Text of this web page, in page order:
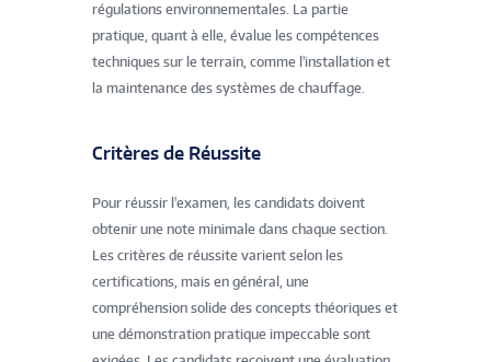
régulations environnementales. La partie
pratique, quant à elle, évalue les compétences
techniques sur le terrain, comme l'installation et
la maintenance des systèmes de chauffage.
Critères de Réussite
Pour réussir l'examen, les candidats doivent
obtenir une note minimale dans chaque section.
Les critères de réussite varient selon les
certifications, mais en général, une
compréhension solide des concepts théoriques et
une démonstration pratique impeccable sont